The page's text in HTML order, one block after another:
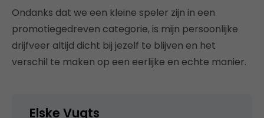
Ondanks dat we een kleine speler zijn in een
promotiegedreven categorie, is mijn persoonlijke
drijfveer altijd dicht bij jezelf te blijven en het
verschil te maken op een eerlijke en echte manier.
Elske Vugts